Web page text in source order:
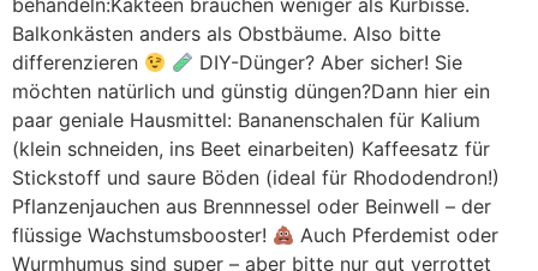
behandeln:Kakteen brauchen weniger als Kürbisse.
Balkonkästen anders als Obstbäume. Also bitte
differenzieren
DIY-Dünger? Aber sicher! Sie
möchten natürlich und günstig düngen?Dann hier ein
paar geniale Hausmittel: Bananenschalen für Kalium
(klein schneiden, ins Beet einarbeiten) Kaffeesatz für
Stickstoff und saure Böden (ideal für Rhododendron!)
Pflanzenjauchen aus Brennnessel oder Beinwell – der
flüssige Wachstumsbooster!
Auch Pferdemist oder
Wurmhumus sind super – aber bitte nur gut verrottet